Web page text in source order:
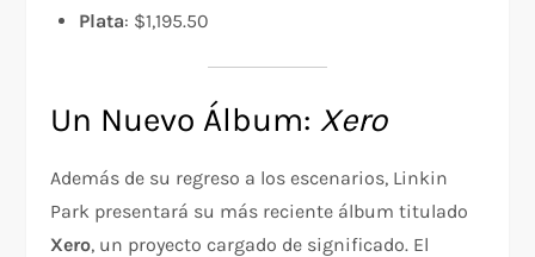
Plata: $1,195.50
Un Nuevo Álbum: Xero
Además de su regreso a los escenarios, Linkin
Park presentará su más reciente álbum titulado
Xero, un proyecto cargado de significado. El